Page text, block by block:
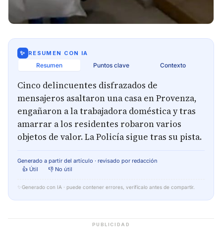
✨ RESUMEN CON IA
Resumen Puntos clave Contexto
Cinco delincuentes disfrazados de
mensajeros asaltaron una casa en Provenza,
engañaron a la trabajadora doméstica y tras
amarrar a los residentes robaron varios
objetos de valor. La Policía sigue tras su pista.
Generado a partir del artículo · revisado por redacción
👍 Útil
👎 No útil
✨ Generado con IA · puede contener errores, verifícalo antes de compartir.
PUBLICIDAD